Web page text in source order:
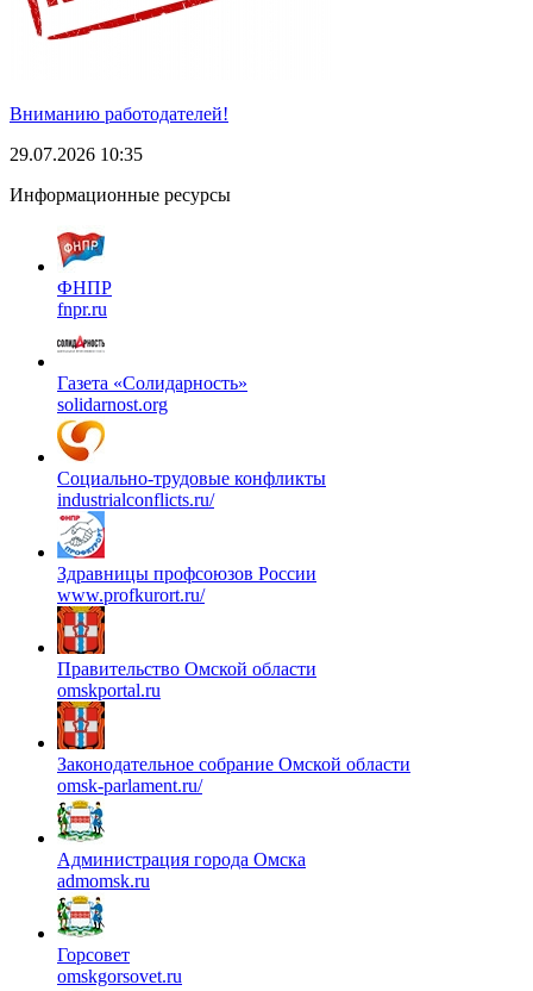
Вниманию работодателей!
29.07.2026 10:35
Информационные ресурсы
ФНПР
fnpr.ru
Газета «Солидарность»
solidarnost.org
Социально-трудовые конфликты
industrialconflicts.ru/
Здравницы профсоюзов России
www.profkurort.ru/
Правительство Омской области
omskportal.ru
Законодательное собрание Омской области
omsk-parlament.ru/
Администрация города Омска
admomsk.ru
Горсовет
omskgorsovet.ru